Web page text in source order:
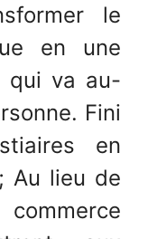
le
en une
qui va au-
Fini
en
Au lieu de